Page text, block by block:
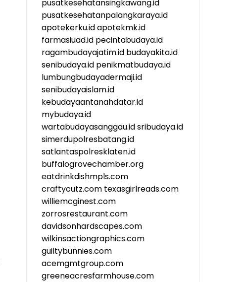
pusatkesehatansingkawang.id
pusatkesehatanpalangkaraya.id
apotekerku.idapotekmk.id
farmasiuad.id pecintabudaya.id
ragambudayajatim.id budayakita.id
senibudaya.id penikmatbudaya.id
lumbungbudayadermaji.id
senibudayaislam.id
kebudayaantanahdatar.id
mybudaya.id
wartabudayasanggau.idsribudaya.id
simerdupolresbatang.id
satlantaspolresklaten.id
buffalogrovechamber.org
eatdrinkdishmpls.com
craftycutz.com texasgirlreads.com
williemcginest.com
zorrosrestaurant.com
davidsonhardscapes.com
wilkinsactiongraphics.com
guiltybunnies.com
acemgmtgroup.com
greeneacresfarmhouse.com